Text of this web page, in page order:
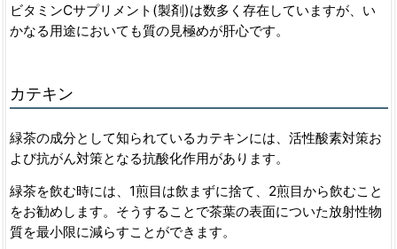
ビタミンCサプリメント(製剤)は数多く存在していますが、い
かなる用途においても質の見極めが肝心です。
カテキン
緑茶の成分として知られているカテキンには、活性酸素対策お
よび抗がん対策となる抗酸化作用があります。
緑茶を飲む時には、1煎目は飲まずに捨て、2煎目から飲むこと
をお勧めします。そうすることで茶葉の表面についた放射性物
質を最小限に減らすことができます。